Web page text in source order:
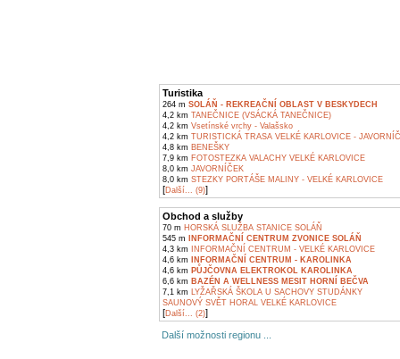
Turistika
264 m SOLÁŇ - REKREAČNÍ OBLAST V BESKYDECH
4,2 km TANEČNICE (VSÁCKÁ TANEČNICE)
4,2 km Vsetínské vrchy - Valašsko
4,2 km TURISTICKÁ TRASA VELKÉ KARLOVICE -
4,8 km BENEŠKY
7,9 km FOTOSTEZKA VALACHY VELKÉ KARLOVICE
8,0 km JAVORNÍČEK
8,0 km STEZKY PORTÁŠE MALINY - VELKÉ KARLOVICE
[Další... (9)]
Obchod a služby
70 m HORSKÁ SLUŽBA STANICE SOLÁŇ
545 m
INFORMAČNÍ CENTRUM ZVONICE SOLÁŇ
4,3 km INFORMAČNÍ CENTRUM - VELKÉ KARLOVICE
4,6 km
INFORMAČNÍ CENTRUM - KAROLINKA
4,6 km PŮJČOVNA ELEKTROKOL KAROLINKA
6,6 km BAZÉN A WELLNESS MESIT HORNÍ BEČVA
7,1 km LYŽAŘSKÁ ŠKOLA U SACHOVY STUDÁNKY
SAUNOVÝ SVĚT HORAL VELKÉ KARLOVICE
[Další... (2)]
Další možnosti regionu ...